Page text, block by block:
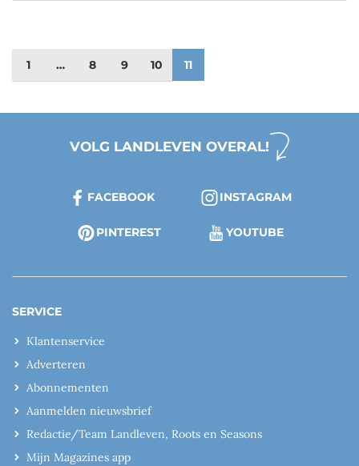
1 … 8 9 10 11
VOLG LANDLEVEN OVERAL!
FACEBOOK INSTAGRAM
PINTEREST YOUTUBE
SERVICE
Klantenservice
Adverteren
Abonnementen
Aanmelden nieuwsbrief
Redactie/Team Landleven, Roots en Seasons
Mijn Magazines app